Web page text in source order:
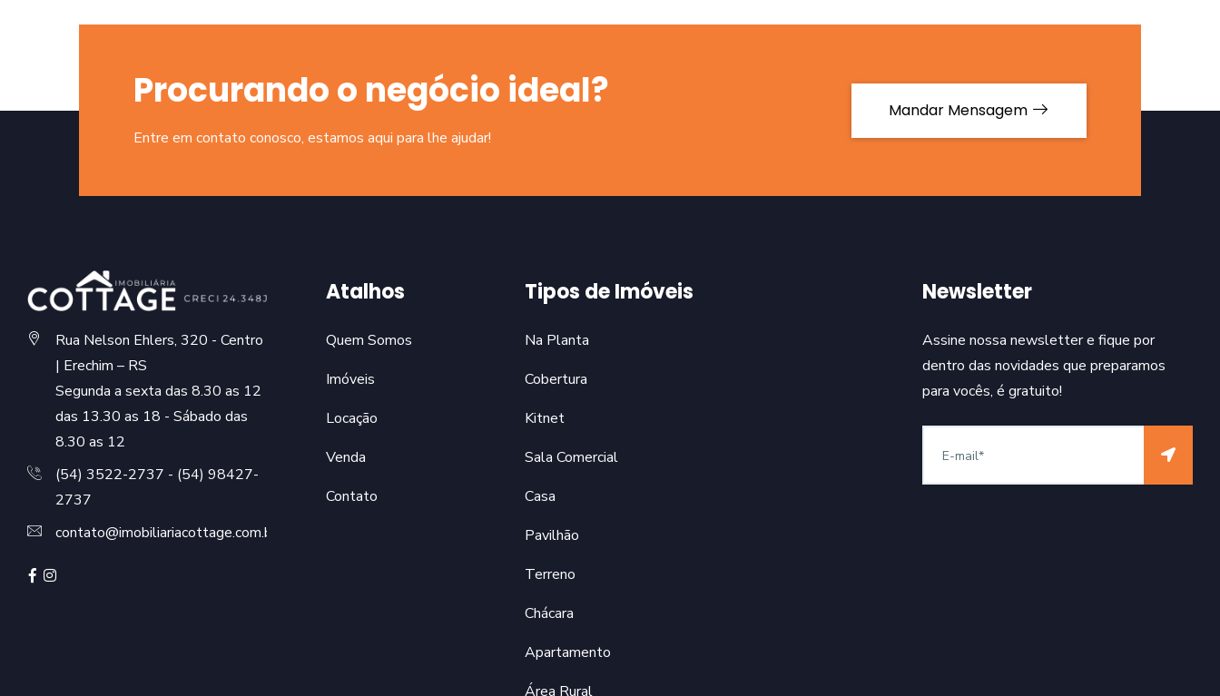
Procurando o negócio ideal?
Entre em contato conosco, estamos aqui para lhe ajudar!
Mandar Mensagem
Rua Nelson Ehlers, 320 - Centro
| Erechim – RS
Segunda a sexta das 8.30 as 12
das 13.30 as 18 - Sábado das
8.30 as 12
(54) 3522-2737 - (54) 98427-
2737
contato@imobiliariacottage.com.br
Atalhos
Quem Somos
Imóveis
Locação
Venda
Contato
Tipos de Imóveis
Na Planta
Cobertura
Kitnet
Sala Comercial
Casa
Pavilhão
Terreno
Chácara
Apartamento
Área Rural
Newsletter
Assine nossa newsletter e fique por
dentro das novidades que preparamos
para vocês, é gratuito!